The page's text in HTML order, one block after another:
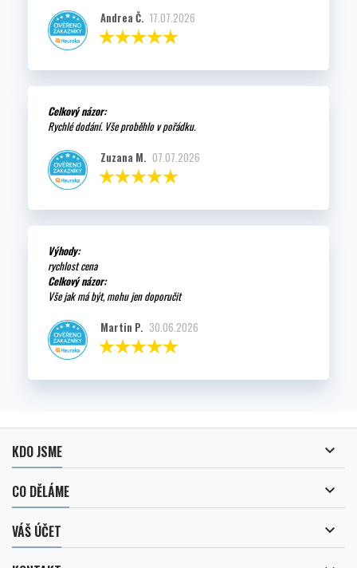
Andrea Č. 17.07.2026
Celkový názor:
Rychlé dodání. Vše proběhlo v pořádku.
Zuzana M. 07.07.2026
Výhody:
rychlost cena
Celkový názor:
Vše jak má být, mohu jen doporučit
Martin P. 30.06.2026
KDO JSME 
CO DĚLÁME 
VÁŠ ÚČET 